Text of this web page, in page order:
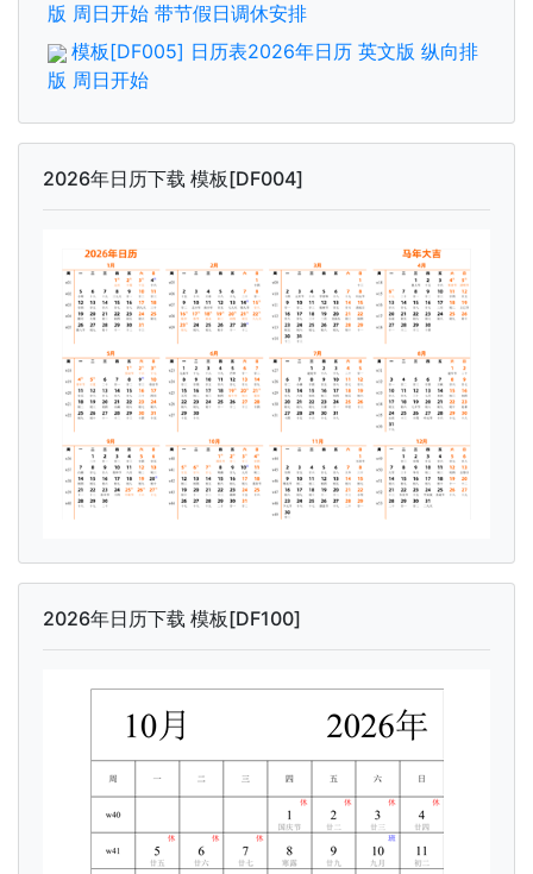
版 周日开始 带节假日调休安排
模板[DF005] 日历表2026年日历 英文版 纵向排
版 周日开始
2026年日历下载 模板[DF004]
2026年日历下载 模板[DF100]